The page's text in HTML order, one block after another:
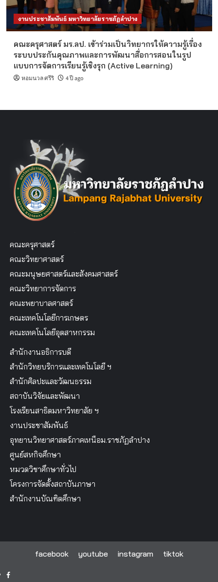
งานประชาสัมพันธ์ มหาวิทยาลัยราชภัฏลำปาง
คณะครุศาสตร์ มร.ลป. เข้าร่วมเป็นวิทยากรให้ความรู้เรื่อง
ระบบประกันคุณภาพและการพัฒนาสื่อการสอนในรูป
แบบการจัดการเรียนรู้เชิงรุก (Active Learning)
หอมนวล ศรีริ 4 ปี ago
คณะครุศาสตร์
คณะวิทยาศาสตร์
คณะมนุษยศาสตร์และสังคมศาสตร์
คณะวิทยาการจัดการ
คณะพยาบาลศาสตร์
คณะเทคโนโลยีการเกษตร
คณะเทคโนโลยีอุตสาหกรรม
สำนักงานอธิการบดี
สำนักวิทยบริการและเทคโนโลยี ฯ
สำนักศิลปะและวัฒนธรรม
สถาบันวิจัยและพัฒนา
โรงเรียนสาธิตมหาวิทยาลัย ฯ
งานประชาสัมพันธ์
อุทยานวิทยาศาสตร์ภาคเหนือม.ราชภัฏลำปาง
ศูนย์สหกิจศึกษา
หมวดวิชาศึกษาทั่วไป
โครงการจัดตั้งสถาบันภาษา
สำนักงานบัณฑิตศึกษา
facebook youtube instagram tiktok
facebook